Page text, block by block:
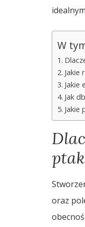
W
Jakie
Jakie
Jak
Jakie
oraz